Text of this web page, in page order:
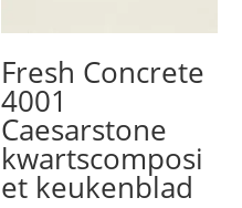
Fresh Concrete
4001
Caesarstone
kwartscomposi
et keukenblad